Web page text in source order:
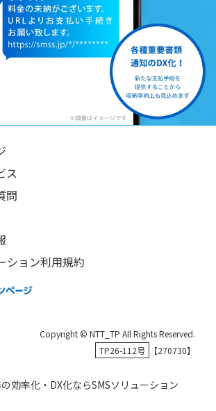
ス
問
ション利用規約
Copyright © NTT_TP All Rights Reserved.
TP26-112号
【270730】
効率化・DX化ならSMSソリューション